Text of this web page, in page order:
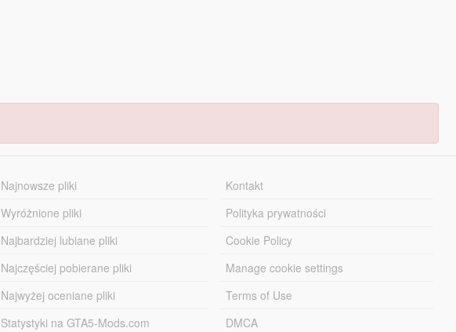
Najnowsze pliki
Wyróżnione pliki
Najbardziej lubiane pliki
Najczęściej pobierane pliki
Najwyżej oceniane pliki
Statystyki na GTA5-Mods.com
Kontakt
Polityka prywatności
Cookie Policy
Manage cookie settings
Terms of Use
DMCA